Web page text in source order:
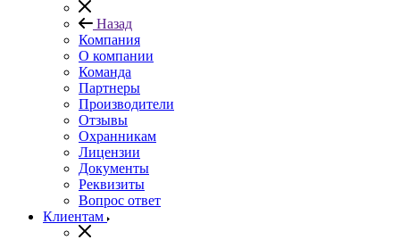
Назад
Компания
О компании
Команда
Партнеры
Производители
Отзывы
Охранникам
Лицензии
Документы
Реквизиты
Вопрос ответ
Клиентам